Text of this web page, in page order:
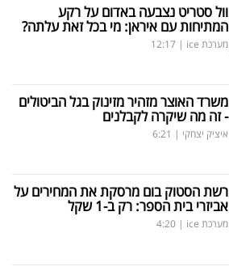
וול סטריט נצבעה באדום על רקע
המתיחות עם איראן: מי בכל זאת עלתה?
מערכת ice |
12:17
משרד האוצר מזהיר מזינוק בגל הביטולים
- זה מה שיקרה לקבלנים
איציק יצחקי |
6:21
רשת הסטוק בום מרסקת את המחירים על
אביזרי בית הספר: רק ב-1 שקל
מערכת ice |
4:20